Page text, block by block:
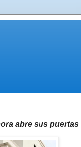
abre sus puertas